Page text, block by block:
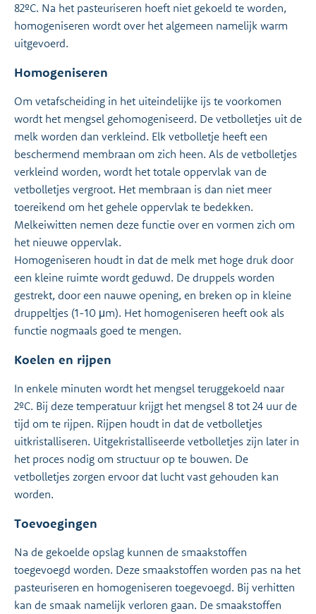
82ºC. Na het pasteuriseren hoeft niet gekoeld te worden,
homogeniseren wordt over het algemeen namelijk warm
uitgevoerd.
Homogeniseren
Om vetafscheiding in het uiteindelijke ijs te voorkomen
wordt het mengsel gehomogeniseerd. De vetbolletjes uit de
melk worden dan verkleind. Elk vetbolletje heeft een
beschermend membraan om zich heen. Als de vetbolletjes
verkleind worden, wordt het totale oppervlak van de
vetbolletjes vergroot. Het membraan is dan niet meer
toereikend om het gehele oppervlak te bedekken.
Melkeiwitten nemen deze functie over en vormen zich om
het nieuwe oppervlak.
Homogeniseren houdt in dat de melk met hoge druk door
een kleine ruimte wordt geduwd. De druppels worden
gestrekt, door een nauwe opening, en breken op in kleine
druppeltjes (1-10 μm). Het homogeniseren heeft ook als
functie nogmaals goed te mengen.
Koelen en rijpen
In enkele minuten wordt het mengsel teruggekoeld naar
2ºC. Bij deze temperatuur krijgt het mengsel 8 tot 24 uur de
tijd om te rijpen. Rijpen houdt in dat de vetbolletjes
uitkristalliseren. Uitgekristalliseerde vetbolletjes zijn later in
het proces nodig om structuur op te bouwen. De
vetbolletjes zorgen ervoor dat lucht vast gehouden kan
worden.
Toevoegingen
Na de gekoelde opslag kunnen de smaakstoffen
toegevoegd worden. Deze smaakstoffen worden pas na het
pasteuriseren en homogeniseren toegevoegd. Bij verhitten
kan de smaak namelijk verloren gaan. De smaakstoffen